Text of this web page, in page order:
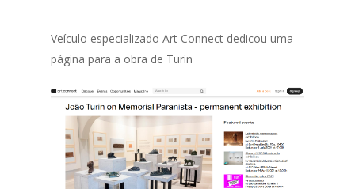
Veículo especializado Art Connect dedicou uma
página para a obra de Turin